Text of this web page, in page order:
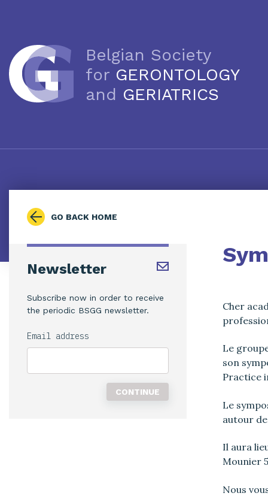
Belgian Society
for GERONTOLOGY
and GERIATRICS
GO BACK HOME
Newsletter
Subscribe now in order to receive
the periodic BSGG newsletter.
Email address
Cher
Le
son
Practice
Le
autour
Il aura
Mounier
Nous